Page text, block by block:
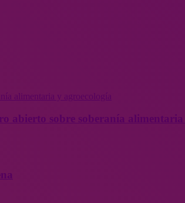
abierto sobre soberanía alimentaria